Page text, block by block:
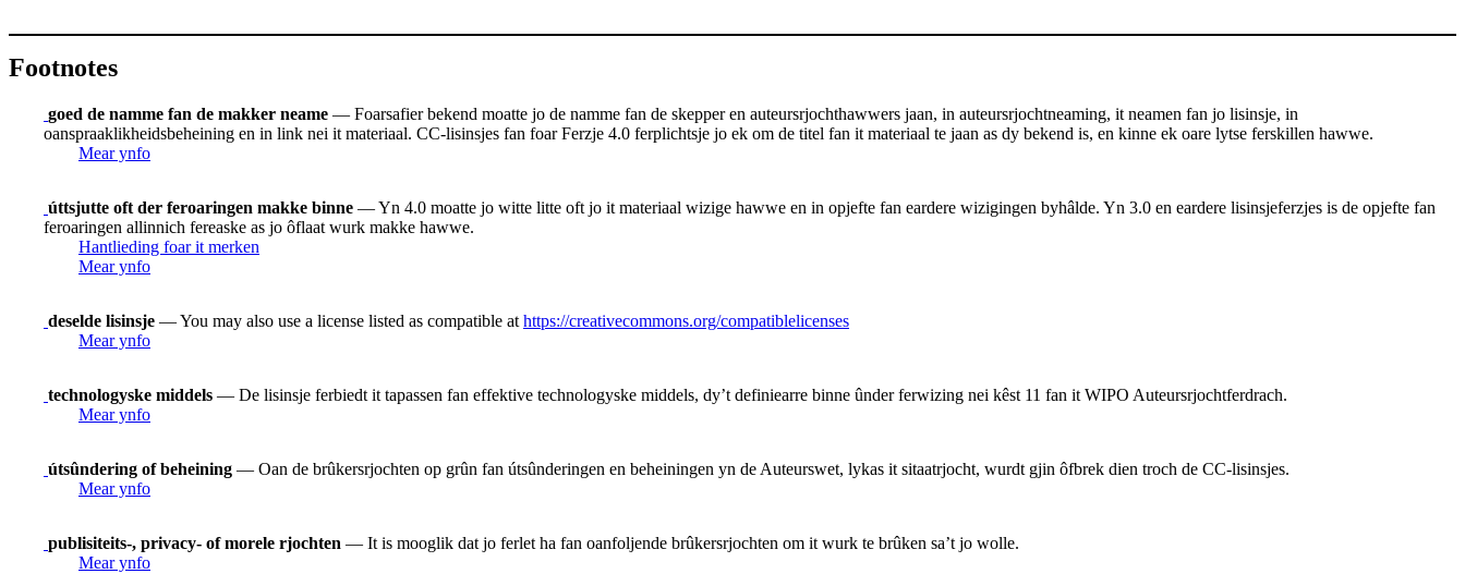
Footnotes
goed de namme fan de makker neame — Foarsafier bekend moatte jo de namme fan de skepper en auteursrjochthawwers jaan, in auteursrjochtneaming, it neamen fan jo lisinsje, in
oanspraaklikheidsbeheining en in link nei it materiaal. CC-lisinsjes fan foar Ferzje 4.0 ferplichtsje jo ek om de titel fan it materiaal te jaan as dy bekend is, en kinne ek oare lytse ferskillen hawwe.
Mear ynfo
úttsjutte oft der feroaringen makke binne — Yn 4.0 moatte jo witte litte oft jo it materiaal wizige hawwe en in opjefte fan eardere wizigingen byhâlde. Yn 3.0 en eardere lisinsjeferzjes is de opjefte fan
feroaringen allinnich fereaske as jo ôflaat wurk makke hawwe.
Hantlieding foar it merken
Mear ynfo
deselde lisinsje — You may also use a license listed as compatible at https://creativecommons.org/compatiblelicenses
Mear ynfo
technologyske middels — De lisinsje ferbiedt it tapassen fan effektive technologyske middels, dy’t definiearre binne ûnder ferwizing nei kêst 11 fan it WIPO Auteursrjochtferdrach.
Mear ynfo
útsûndering of beheining — Oan de brûkersrjochten op grûn fan útsûnderingen en beheiningen yn de Auteurswet, lykas it sitaatrjocht, wurdt gjin ôfbrek dien troch de CC-lisinsjes.
Mear ynfo
publisiteits-, privacy- of morele rjochten — It is mooglik dat jo ferlet ha fan oanfoljende brûkersrjochten om it wurk te brûken sa’t jo wolle.
Mear ynfo